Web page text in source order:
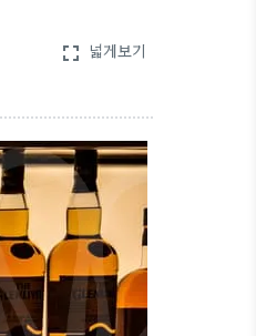
fullscreen 넓게보기